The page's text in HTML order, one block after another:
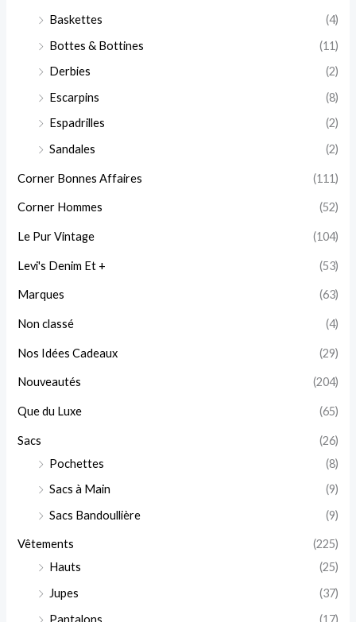
Baskettes
(4)
Bottes & Bottines
(11)
Derbies
(2)
Escarpins
(8)
Espadrilles
(2)
Sandales
(2)
Corner Bonnes Affaires (111)
Corner Hommes (52)
Le Pur Vintage (104)
Levi's Denim Et + (53)
Marques (63)
Non classé (4)
Nos Idées Cadeaux (29)
Nouveautés (204)
Que du Luxe (65)
Sacs
(26)
Pochettes
(8)
Sacs à Main
(9)
Sacs Bandoullière
(9)
Vêtements
(225)
Hauts
(25)
Jupes
(37)
Pantalons
(17)